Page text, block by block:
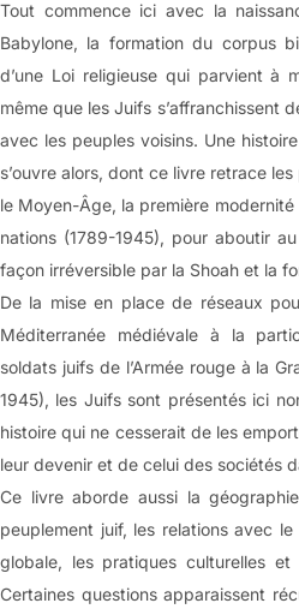
Tout commence ici avec la
Babylone, la formation du corpus
d’une Loi religieuse qui parvient à
même que les Juifs s’affranchissent
avec les peuples voisins. Une
s’ouvre alors, dont ce livre retrace
le Moyen-Âge, la première modernité
nations (1789-1945), pour aboutir
façon irréversible par la Shoah et la
De la mise en place de réseaux
Méditerranée médiévale à la
soldats juifs de l’Armée rouge à la
1945), les Juifs sont présentés ici
histoire qui ne cesserait de les
leur devenir et de celui des sociétés
Ce livre aborde aussi la
peuplement juif, les relations avec
globale, les pratiques culturelles et
Certaines questions apparaissent